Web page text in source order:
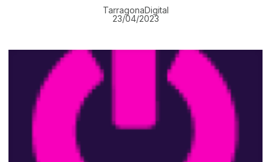
TarragonaDigital
23/04/2023